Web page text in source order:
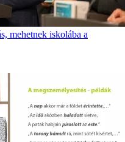
mehetnek iskolába a